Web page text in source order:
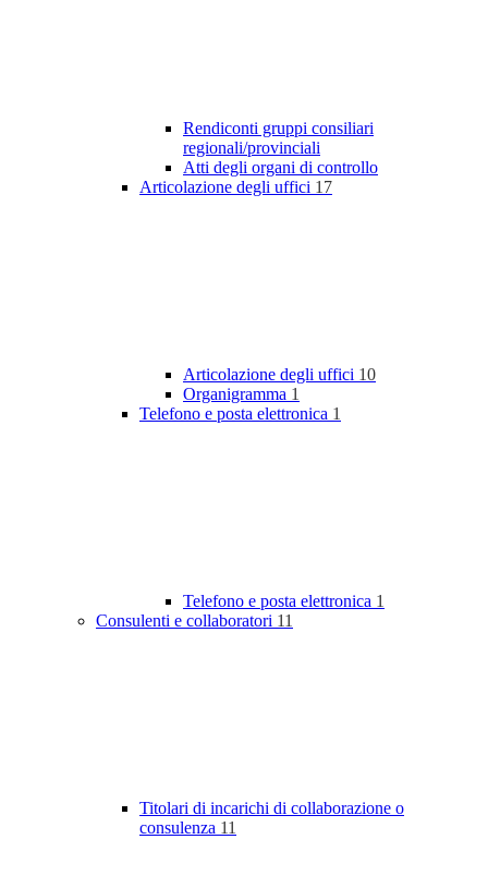
Rendiconti gruppi consiliari
regionali/provinciali
Atti degli organi di controllo
Articolazione degli uffici 17
Articolazione degli uffici 10
Organigramma 1
Telefono e posta elettronica 1
Telefono e posta elettronica 1
Consulenti e collaboratori 11
Titolari di incarichi di collaborazione o
consulenza 11